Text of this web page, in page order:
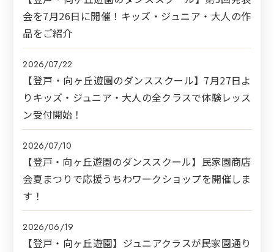
会を7月26日に開催！キッズ・ジュニア・大人の作
品をご紹介
2026/07/22
【登戸・向ヶ丘遊園のダンススクール】7月27日よ
りキッズ・ジュニア・大人の全クラスで体験レッス
ン受付開始！
2026/07/10
【登戸・向ヶ丘遊園のダンススクール】民家園商店
会夏まつりで応援うちわワークショップを開催しま
す！
2026/06/19
【登戸・向ヶ丘遊園】ジュニアクラスが民家園通り